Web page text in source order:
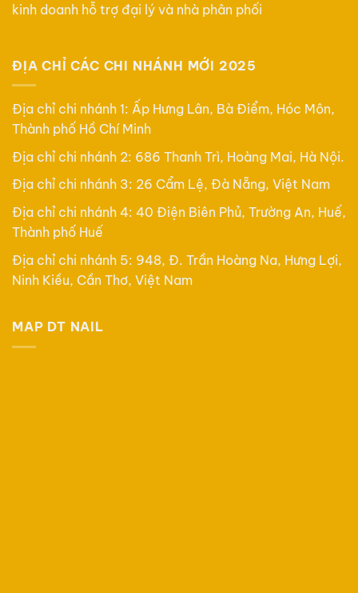
kinh doanh hỗ trợ đại lý và nhà phân phối
ĐỊA CHỈ CÁC CHI NHÁNH MỚI 2025
Địa chỉ chi nhánh 1: Ấp Hưng Lân, Bà Điểm, Hóc Môn,
Thành phố Hồ Chí Minh
Địa chỉ chi nhánh 2: 686 Thanh Trì, Hoàng Mai, Hà Nội.
Địa chỉ chi nhánh 3: 26 Cẩm Lệ, Đà Nẵng, Việt Nam
Địa chỉ chi nhánh 4: 40 Điện Biên Phủ, Trường An, Huế,
Thành phố Huế
Địa chỉ chi nhánh 5: 948, Đ. Trần Hoàng Na, Hưng Lợi,
Ninh Kiều, Cần Thơ, Việt Nam
MAP DT NAIL